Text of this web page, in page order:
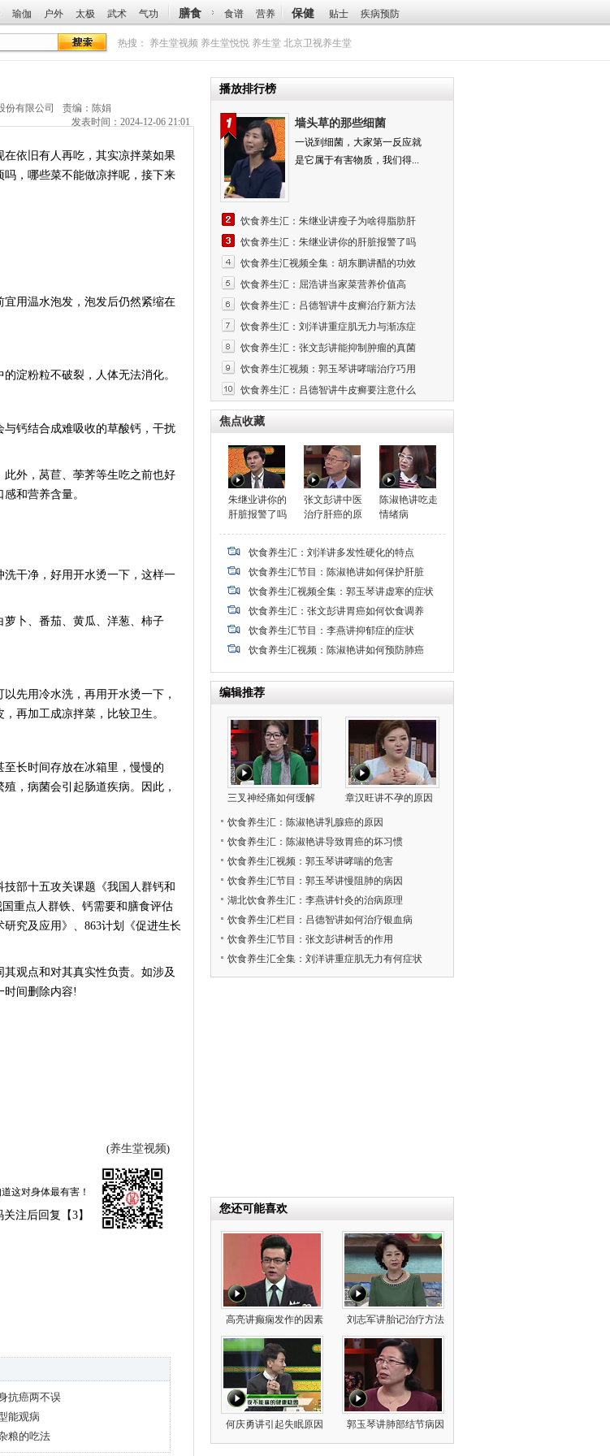
瑜伽 户外 太极 武术 气功 膳食 食谱 营养 保健 贴士 疾病预防
热搜： 养生堂视频 养生堂悦悦 养生堂 北京卫视养生堂
份有限公司
责编：陈娟
发表时间：2024-12-06 21:01
依旧有人再吃，其实凉拌菜如果
，哪些菜不能做凉拌呢，接下来
用温水泡发，泡发后仍然紧缩在
淀粉粒不破裂，人体无法消化。
钙结合成难吸收的草酸钙，干扰
外，莴苣、荸荠等生吃之前也好
和营养含量。
干净，好用开水烫一下，这样一
卜、番茄、黄瓜、洋葱、柿子
先用冷水洗，再用开水烫一下，
再加工成凉拌菜，比较卫生。
长时间存放在冰箱里，慢慢的
，病菌会引起肠道疾病。因此，
部十五攻关课题《我国人群钙和
重点人群铁、钙需要和膳食评估
究及应用》、863计划《促进生长
观点和对其真实性负责。如涉及
时间删除内容!
(养生堂视频)
这对身体最有害！
注后回复【3】
抗癌两不误
能观病
粮的吃法
播放排行榜
墙头草的那些细菌
一说到细菌，大家第一反应就
是它属于有害物质，我们得...
饮食养生汇：朱继业讲瘦子为啥得脂肪肝
饮食养生汇：朱继业讲你的肝脏报警了吗
饮食养生汇视频全集：胡东鹏讲醋的功效
饮食养生汇：屈浩讲当家菜营养价值高
饮食养生汇：吕德智讲牛皮癣治疗新方法
饮食养生汇：刘洋讲重症肌无力与渐冻症
饮食养生汇：张文彭讲能抑制肿瘤的真菌
饮食养生汇视频：郭玉琴讲哮喘治疗巧用
药
饮食养生汇：吕德智讲牛皮癣要注意什么
焦点收藏
朱继业讲你的
肝脏报警了吗
张文彭讲中医
治疗肝癌的原
陈淑艳讲吃走
情绪病
饮食养生汇：刘洋讲多发性硬化的特点
饮食养生汇节目：陈淑艳讲如何保护肝脏
饮食养生汇视频全集：郭玉琴讲虚寒的症状
饮食养生汇：张文彭讲胃癌如何饮食调养
饮食养生汇节目：李燕讲抑郁症的症状
饮食养生汇视频：陈淑艳讲如何预防肺癌
编辑推荐
三叉神经痛如何缓解 章汉旺讲不孕的原因
饮食养生汇：陈淑艳讲乳腺癌的原因
饮食养生汇：陈淑艳讲导致胃癌的坏习惯
饮食养生汇视频：郭玉琴讲哮喘的危害
饮食养生汇节目：郭玉琴讲慢阻肺的病因
湖北饮食养生汇：李燕讲针灸的治病原理
饮食养生汇栏目：吕德智讲如何治疗银血病
饮食养生汇节目：张文彭讲树舌的作用
饮食养生汇全集：刘洋讲重症肌无力有何症状
您还可能喜欢
高亮讲癫痫发作的因素 刘志军讲胎记治疗方法
何庆勇讲引起失眠原因 郭玉琴讲肺部结节病因